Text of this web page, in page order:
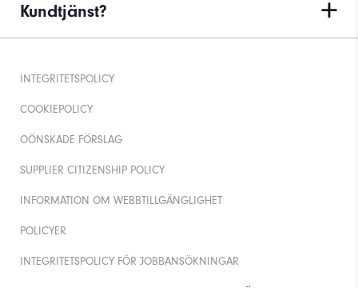
Kundtjänst?
INTEGRITETSPOLICY
COOKIEPOLICY
OÖNSKADE FÖRSLAG
SUPPLIER CITIZENSHIP POLICY
INFORMATION OM WEBBTILLGÄNGLIGHET
POLICYER
INTEGRITETSPOLICY FÖR JOBBANSÖKNINGAR